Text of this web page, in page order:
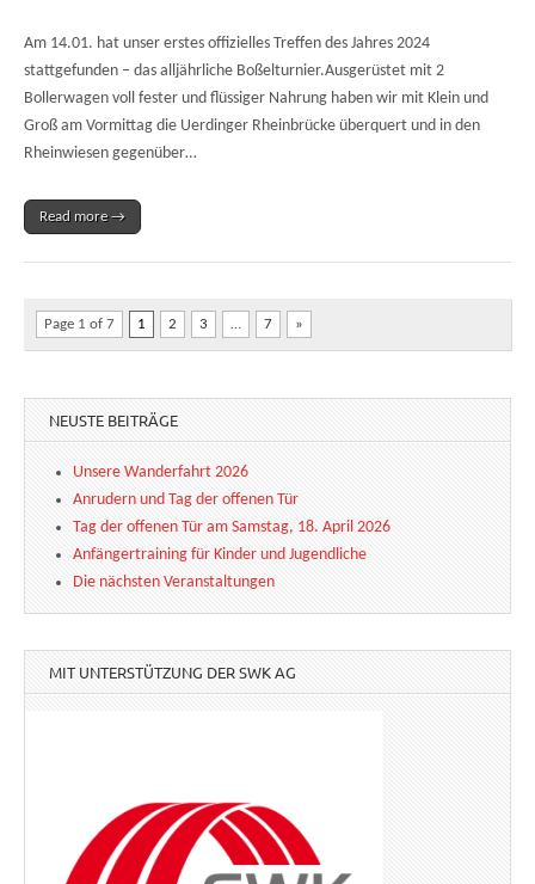
Am 14.01. hat unser erstes offizielles Treffen des Jahres 2024
stattgefunden – das alljährliche Boßelturnier.Ausgerüstet mit 2
Bollerwagen voll fester und flüssiger Nahrung haben wir mit Klein und
Groß am Vormittag die Uerdinger Rheinbrücke überquert und in den
Rheinwiesen gegenüber…
Read more →
Page 1 of 7 1 2 3 … 7 »
NEUSTE BEITRÄGE
Unsere Wanderfahrt 2026
Anrudern und Tag der offenen Tür
Tag der offenen Tür am Samstag, 18. April 2026
Anfängertraining für Kinder und Jugendliche
Die nächsten Veranstaltungen
MIT UNTERSTÜTZUNG DER SWK AG